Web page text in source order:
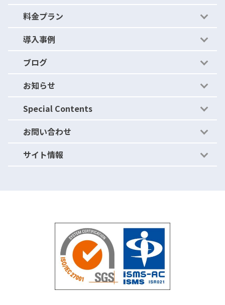
かんたんルール
ストレージ比較
アクティビティアーカイブ
運用体制（セキュリティ）
機能紹介
- セキュリティの穴を見つける
- セキュリティの穴をふさぐ
- セキュリティの穴を作らない
料金プラン
料金プラン
導入事例
導入事例
ブログ
ブログ
お知らせ
ニュース・リリース
Special Contents
ご紹介キャンペーン
パートナープログラム
お問い合わせ
よくあるご質問
無料トライアル
サイト情報
個人情報保護方針